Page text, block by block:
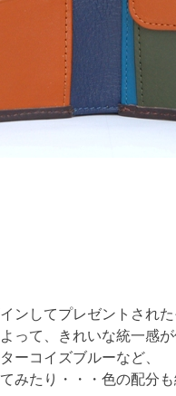
ンしてプレゼントされた
って、きれいな統一感
ーコイズブルーなど、
みたり・・・色の配分も